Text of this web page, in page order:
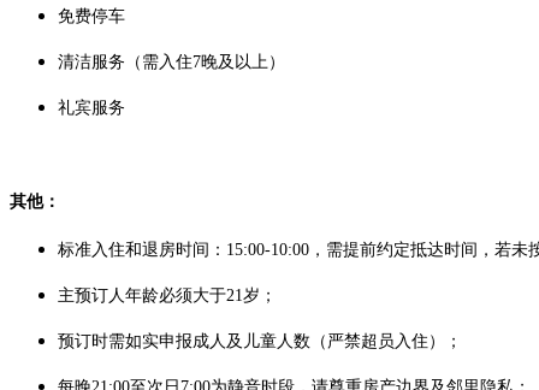
免费停车
清洁服务（需入住7晚及以上）
礼宾服务
其他：
标准入住和退房时间：15:00-10:00，需提前约定抵达时间，若
主预订人年龄必须大于21岁；
预订时需如实申报成人及儿童人数（严禁超员入住）；
每晚21:00至次日7:00为静音时段，请尊重房产边界及邻里隐私；